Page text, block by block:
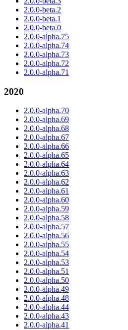
2.0.0-beta.2
2.0.0-beta.1
2.0.0-beta.0
2.0.0-alpha.75
2.0.0-alpha.74
2.0.0-alpha.73
2.0.0-alpha.72
2.0.0-alpha.71
2020
2.0.0-alpha.70
2.0.0-alpha.69
2.0.0-alpha.68
2.0.0-alpha.67
2.0.0-alpha.66
2.0.0-alpha.65
2.0.0-alpha.64
2.0.0-alpha.63
2.0.0-alpha.62
2.0.0-alpha.61
2.0.0-alpha.60
2.0.0-alpha.59
2.0.0-alpha.58
2.0.0-alpha.57
2.0.0-alpha.56
2.0.0-alpha.55
2.0.0-alpha.54
2.0.0-alpha.53
2.0.0-alpha.51
2.0.0-alpha.50
2.0.0-alpha.49
2.0.0-alpha.48
2.0.0-alpha.44
2.0.0-alpha.43
2.0.0-alpha.41